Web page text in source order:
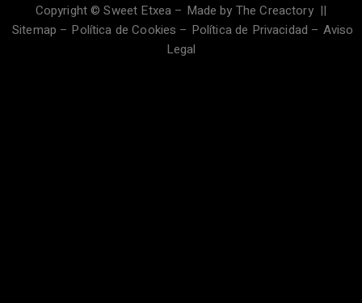
Copyright © Sweet Etxea – Made by The Creactory||
Sitemap – Política de Cookies – Política de Privacidad – Aviso
Legal